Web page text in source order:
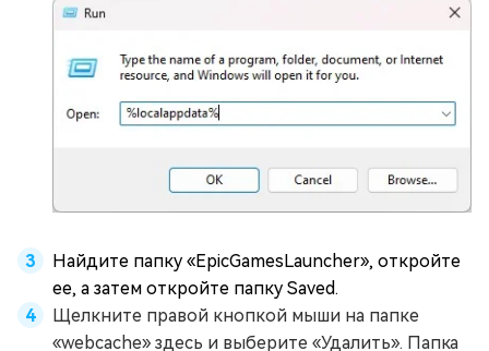
Найдите папку «EpicGamesLauncher», откройте
ее, а затем откройте папку Saved.
Щелкните правой кнопкой мыши на папке
«webcache» здесь и выберите «Удалить». Папка